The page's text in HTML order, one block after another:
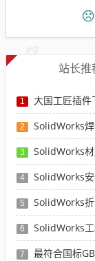
站长推
1 大国工匠插件
2 SolidWorks焊
3 SolidWorks
4 SolidWorks安装后
5 SolidWorks
6 SolidWorks工程
7 最符合国标GB